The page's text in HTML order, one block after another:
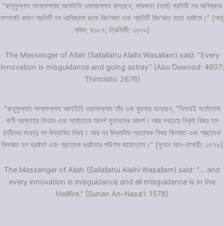
“রাসূলুল্লাহ সাল্লাল্লাহু আলাইহি ওয়াসাল্লাম বলেছেন, সাবধান! (ধর্মে) প্রতিটি নব আবিষ্কার
সম্পর্কে! কারণ প্রতিটি নব আবিষ্কার হলো বিদ‘আত এবং প্রতিটি বিদ‘আত হলো ভ্রষ্টতা।” [আবূ
দাউদ: ৪৬০৭; তিরমিজী: ২৬৭৬]
The Messenger of Allah (Sallallahu Alaihi Wasallam) said: “Every
innovation is misguidance and going astray” [Abu Dawood: 4607;
Thirmidhi: 2676]
“রাসূলুল্লাহ সাল্লাল্লাহু আলাইহি ওয়াসাল্লাম তাঁর এক খুতবায় বলেছেন, “নিশ্চয়ই সর্বোত্তম
বাণী আল্লাহ্‌র কিতাব এবং সর্বোত্তম আদর্শ মুহাম্মদের আদর্শ। আর সবচেয়ে নিকৃষ্ট বিষয় হল
(দ্বীনের মধ্যে) নব উদ্ভাবিত বিষয়। আর নব উদ্ভাবিত প্রত্যেক বিষয় বিদআত এবং প্রত্যেক
বিদআত হল ভ্রষ্টতা এবং প্রত্যেক ভ্রষ্টতার পরিণাম জাহান্নাম।” [সুনান আন-নাসায়ী: ১৫৭৮]
The Messenger of Allah (Sallallahu Alaihi Wasallam) said: “… and
every innovation is misguidance and all misguidance is in the
Hellfire.” [Sunan An-Nasa’i: 1578]